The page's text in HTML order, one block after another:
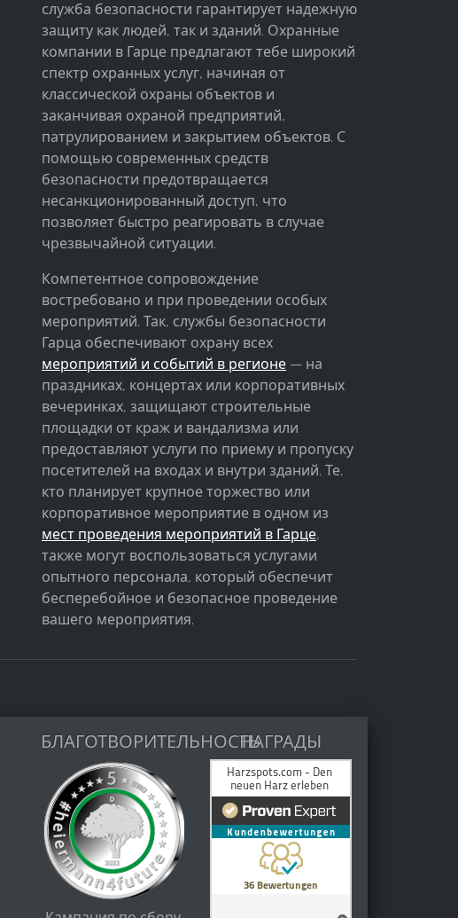
служба безопасности гарантирует надежную
защиту как людей, так и зданий. Охранные
компании в Гарце предлагают тебе широкий
спектр охранных услуг, начиная от
классической охраны объектов и
заканчивая охраной предприятий,
патрулированием и закрытием объектов. С
помощью современных средств
безопасности предотвращается
несанкционированный доступ, что
позволяет быстро реагировать в случае
чрезвычайной ситуации.
Компетентное сопровождение
востребовано и при проведении особых
мероприятий. Так, службы безопасности
Гарца обеспечивают охрану всех
мероприятий и событий в регионе — на
праздниках, концертах или корпоративных
вечеринках, защищают строительные
площадки от краж и вандализма или
предоставляют услуги по приему и пропуску
посетителей на входах и внутри зданий. Те,
кто планирует крупное торжество или
корпоративное мероприятие в одном из
мест проведения мероприятий в Гарце,
также могут воспользоваться услугами
опытного персонала, который обеспечит
бесперебойное и безопасное проведение
вашего мероприятия.
БЛАГОТВОРИТЕЛЬНОСТЬНАГРАДЫ